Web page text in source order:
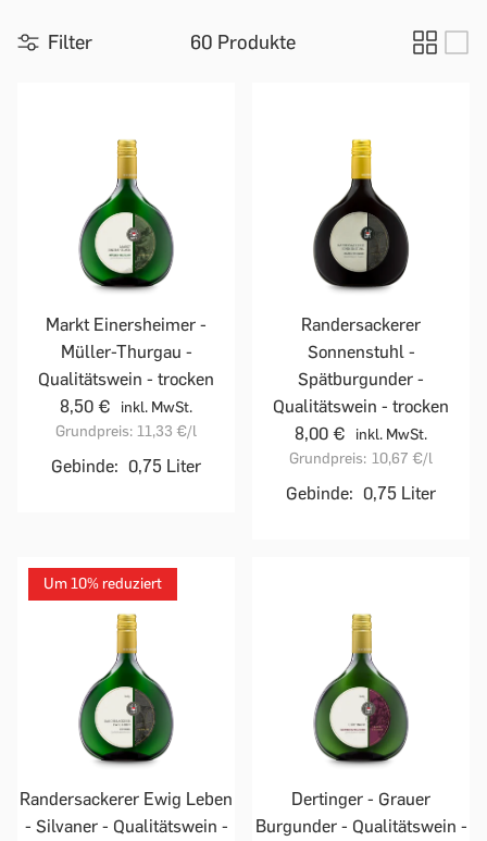
Filter 60 Produkte
Markt Einersheimer -
Müller-Thurgau -
Qualitätswein - trocken
8,50 €
inkl. MwSt.
Grundpreis: 11,33 €/l
Gebinde: 0,75 Liter
Randersackerer
Sonnenstuhl -
Spätburgunder -
Qualitätswein - trocken
8,00 €
inkl. MwSt.
Grundpreis: 10,67 €/l
Gebinde: 0,75 Liter
Um 10% reduziert
Randersackerer Ewig Leben
- Silvaner - Qualitätswein -
Dertinger - Grauer
Burgunder - Qualitätswein -